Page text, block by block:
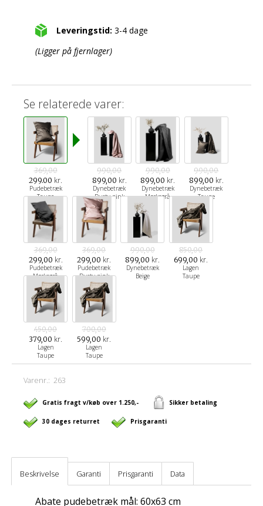
Leveringstid: 3-4 dage
(Ligger på fjernlager)
Se relaterede varer:
369,00
299.00 kr.
Pudebetræk
Taupe
990,00
899,00 kr.
Dynebetræk
Dusty pink
990,00
899,00 kr.
Dynebetræk
Mørkegrå
990,00
899,00 kr.
Dynebetræk
Taupe
369,00
299,00 kr.
Pudebetræk
Mørkegrå
369,00
299,00 kr.
Pudebetræk
Dusty pink
990,00
899,00 kr.
Dynebetræk
Beige
850,00
699,00 kr.
Lagen
Taupe
450,00
379,00 kr.
Lagen
Taupe
700,00
599,00 kr.
Lagen
Taupe
Varenr.:263
Gratis fragt v/køb over 1.250,- Sikker betaling
30 dages returret Prisgaranti
Beskrivelse Garanti Prisgaranti Data
Abate pudebetræk mål: 60x63 cm